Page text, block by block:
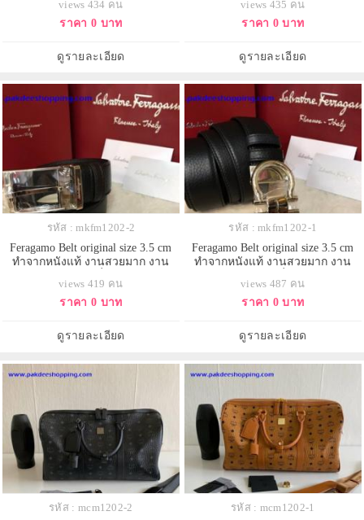
views 434 คน
ราคา 0 บาท
ดูรายละเอียด
views 435 คน
ราคา 0 บาท
ดูรายละเอียด
รหัส : mkfm1202-2
Feragamo Belt original size 3.5 cm
ทำจากหนังแท้ งานสวยมาก งาน
views 419 คน
ราคา 0 บาท
ดูรายละเอียด
รหัส : mkfm1202-1
Feragamo Belt original size 3.5 cm
ทำจากหนังแท้ งานสวยมาก งาน
views 487 คน
ราคา 0 บาท
ดูรายละเอียด
รหัส : mcm1202-2
รหัส : mcm1202-1